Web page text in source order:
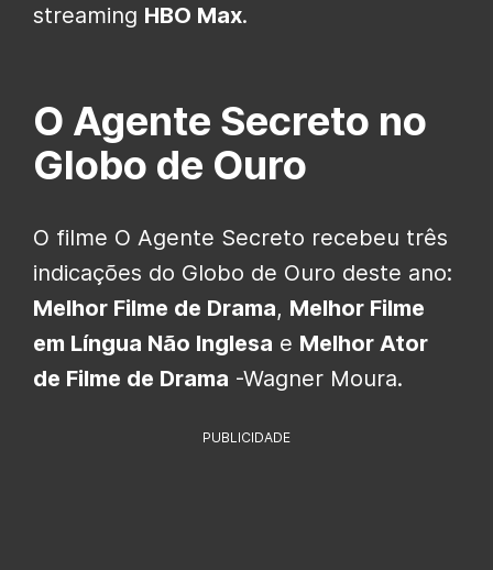
streaming HBO Max.
O Agente Secreto no
Globo de Ouro
O filme O Agente Secreto recebeu três
indicações do Globo de Ouro deste ano:
Melhor Filme de Drama, Melhor Filme
em Língua Não Inglesa e Melhor Ator
de Filme de Drama -Wagner Moura.
PUBLICIDADE